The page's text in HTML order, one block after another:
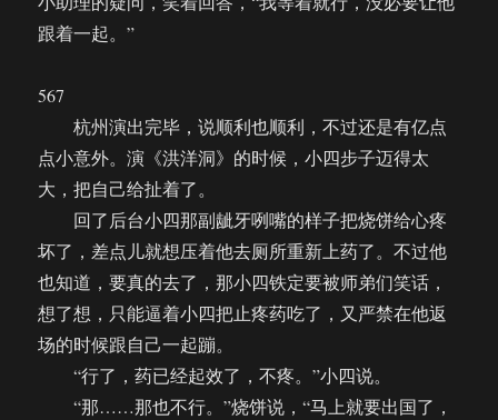
跟着一起。”
567
杭州演出完毕，说顺利也顺利，不过还是有亿点
点小意外。演《洪洋洞》的时候，小四步子迈得太
大，把自己给扯着了。
回了后台小四那副龇牙咧嘴的样子把烧饼给心疼
坏了，差点儿就想压着他去厕所重新上药了。不过他
也知道，要真的去了，那小四铁定要被师弟们笑话，
想了想，只能逼着小四把止疼药吃了，又严禁在他返
场的时候跟自己一起蹦。
“行了，药已经起效了，不疼。”小四说。
“那……那也不行。”烧饼说，“马上就要出国了，